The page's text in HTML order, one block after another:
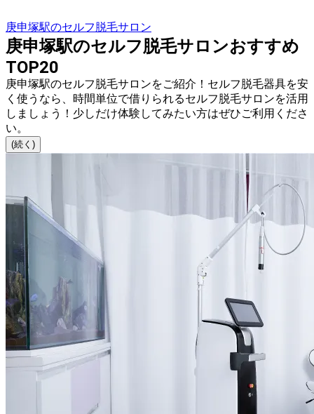
庚申塚駅のセルフ脱毛サロン
庚申塚駅のセルフ脱毛サロンおすすめ
TOP20
庚申塚駅のセルフ脱毛サロンをご紹介！セルフ脱毛器具を安
く使うなら、時間単位で借りられるセルフ脱毛サロンを活用
しましょう！少しだけ体験してみたい方はぜひご利用くださ
い。
(続く)